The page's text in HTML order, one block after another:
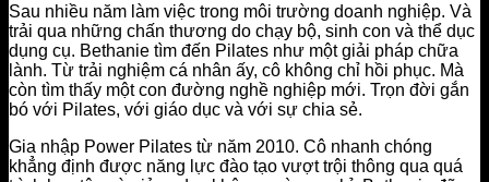
Sau nhiều năm làm việc trong môi trường doanh nghiệp. Và
trải qua những chấn thương do chạy bộ, sinh con và thể dục
dụng cụ. Bethanie tìm đến Pilates như một giải pháp chữa
lành. Từ trải nghiệm cá nhân ấy, cô không chỉ hồi phục. Mà
còn tìm thấy một con đường nghề nghiệp mới. Trọn đời gắn
bó với Pilates, với giáo dục và với sự chia sẻ.
Gia nhập Power Pilates từ năm 2010. Cô nhanh chóng
khẳng định được năng lực đào tạo vượt trội thông qua quá